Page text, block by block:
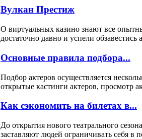
Вулкан Престиж
О виртуальных казино знают все
достаточно давно и успели
Основные правила подбора...
Подбор актеров осуществляется
открытые кастинги актеров, просмотр
Как сэкономить на билетах в...
До открытия нового театрального
заставляют людей ограничивать себя в